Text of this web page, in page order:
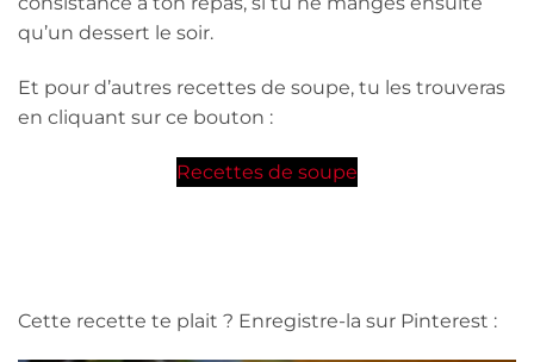
qu’un dessert le soir.
Et pour d’autres recettes de soupe, tu les trouveras
en cliquant sur ce bouton :
Recettes de soupe
Cette recette te plait ? Enregistre-la sur Pinterest :